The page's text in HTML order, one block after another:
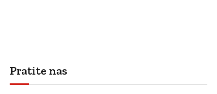
Pratite nas